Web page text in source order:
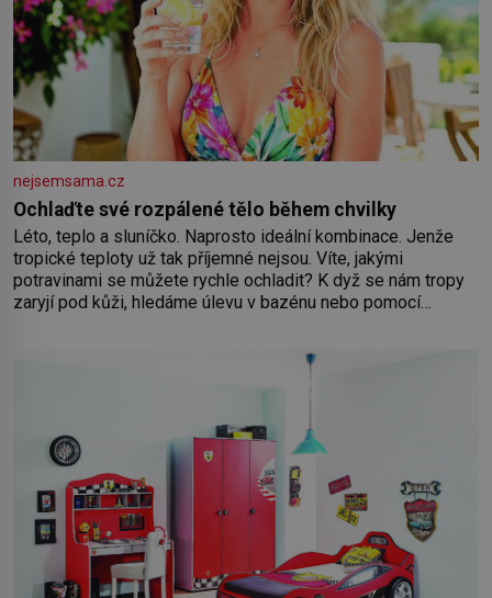
nejsemsama.cz
Ochlaďte své rozpálené tělo během chvilky
Léto, teplo a sluníčko. Naprosto ideální kombinace. Jenže
tropické teploty už tak příjemné nejsou. Víte, jakými
potravinami se můžete rychle ochladit? K dyž se nám tropy
zaryjí pod kůži, hledáme úlevu v bazénu nebo pomocí